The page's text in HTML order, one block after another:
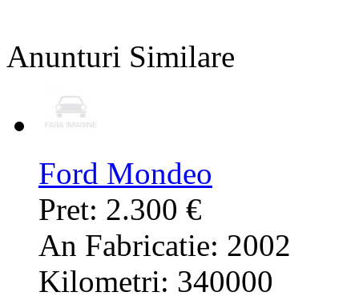
Anunturi Similare
Ford Mondeo
Pret: 2.300 €
An Fabricatie: 2002
Kilometri: 340000